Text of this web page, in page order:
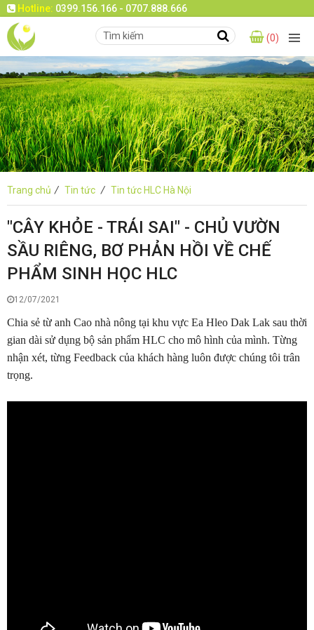
Hotline: 0399.156.166 - 0707.888.666
(0)
Trang chủ / Tin tức / Tin tức HLC Hà Nội
"CÂY KHỎE - TRÁI SAI" - CHỦ VƯỜN
SẦU RIÊNG, BƠ PHẢN HỒI VỀ CHẾ
PHẨM SINH HỌC HLC
12/07/2021
Chia sẻ từ anh Cao nhà nông tại khu vực Ea Hleo Dak Lak sau thời
gian dài sử dụng bộ sản phẩm HLC cho mô hình của mình. Từng
nhận xét, từng Feedback của khách hàng luôn được chúng tôi trân
trọng.